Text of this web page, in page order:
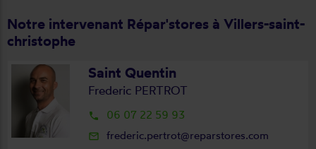
Notre intervenant Répar'stores à Villers-saint-
christophe
Saint Quentin
Frederic PERTROT
local_phone 06 07 22 59 93
mail_outline frederic.pertrot@reparstores.com